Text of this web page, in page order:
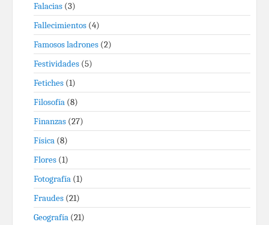
Falacias (3)
Fallecimientos (4)
Famosos ladrones (2)
Festividades (5)
Fetiches (1)
Filosofía (8)
Finanzas (27)
Física (8)
Flores (1)
Fotografía (1)
Fraudes (21)
Geografía (21)